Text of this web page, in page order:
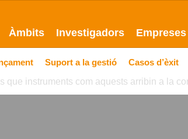
Àmbits Investigadors Empreses
Suport a la gestió Casos d’èxit
que instruments com aquests arribin a la